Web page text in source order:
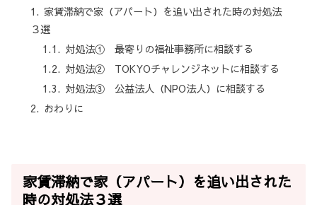
家賃滞納で家（アパート）を追い出された時の対処法
３選
対処法① 最寄りの福祉事務所に相談する
対処法② TOKYOチャレンジネットに相談する
対処法③ 公益法人（NPO法人）に相談する
おわりに
家賃滞納で家（アパート）を追い出された
時の対処法３選